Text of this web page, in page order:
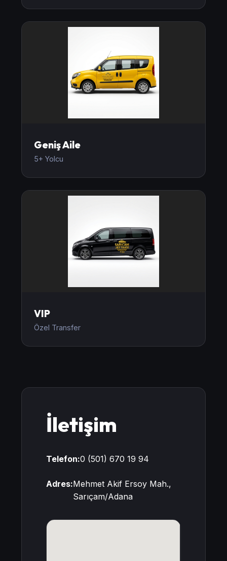
Geniş Aile
5+ Yolcu
VIP
Özel Transfer
İletişim
Telefon:0 (501) 670 19 94
Adres:Mehmet Akif Ersoy Mah.,
Sarıçam/Adana